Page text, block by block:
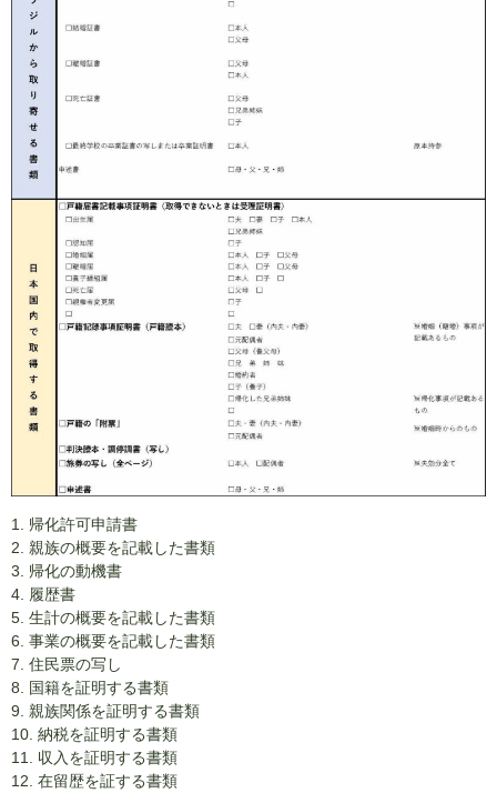
1. 帰化許可申請書
2. 親族の概要を記載した書類
3. 帰化の動機書
4. 履歴書
5. 生計の概要を記載した書類
6. 事業の概要を記載した書類
7. 住民票の写し
8. 国籍を証明する書類
9. 親族関係を証明する書類
10. 納税を証明する書類
11. 収入を証明する書類
12. 在留歴を証する書類